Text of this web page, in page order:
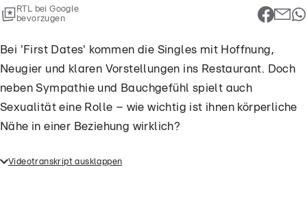
RTL bei Google
bevorzugen
Bei 'First Dates' kommen die Singles mit Hoffnung,
Neugier und klaren Vorstellungen ins Restaurant. Doch
neben Sympathie und Bauchgefühl spielt auch
Sexualität eine Rolle – wie wichtig ist ihnen körperliche
Nähe in einer Beziehung wirklich?
Bei 'First Dates' kommen die Singles mit Hoffnung,
Videotranskript ausklappen